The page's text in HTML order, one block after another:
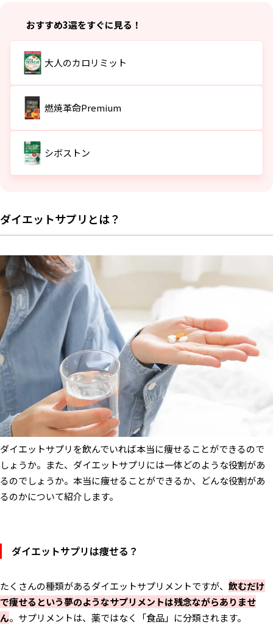
ダイエットサプリのメリットデメリット
デメリット
ダイエットサプリを選ぶポイント
自分の悩みを把握する
続けやすい価格・形状かどうか
有効成分とその効果を確認
燃焼革命Premium
カロリーカット系サプリ
【機能性表示食品】糖や脂肪にターミナリア W
【機能性表示食品】 ターミナリアファースト
井藤漢方製薬｜ 食べてもDiet
腸活系サプリ
LOHAStyle 難消化性デキストリン
イージーファイバー
代謝アップ系サプリ
ブラックジンジャー代謝粒
Slamee スラミー
ダイエットサプリの効果を最大化するコツ
運動と組み合わせる
食事前、運動前など適切なタイミングでの摂取
バランスのとれた食事やカロリーコントロール
すぐに効果が出なくても、焦らず継続して使用する
ダイエットサプリと共に行いたい習慣
十分な水分摂取
定期的な運動
十分な睡眠
おすすめ3選をすぐに見る！
大人のカロリミット
燃焼革命Premium
シボストン
ダイエットサプリとは？
ダイエットサプリを飲んでいれば本当に痩せることができるので
しょうか。また、ダイエットサプリには一体どのような役割があ
るのでしょうか。本当に痩せることができるか、どんな役割があ
るのかについて紹介します。
ダイエットサプリは痩せる？
たくさんの種類があるダイエットサプリメントですが、 飲むだけ
で痩せるという夢のようなサプリメントは残念ながらありませ
ん。サプリメントは、薬ではなく「食品」に分類されます。